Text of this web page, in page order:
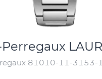
81010-11-3153-